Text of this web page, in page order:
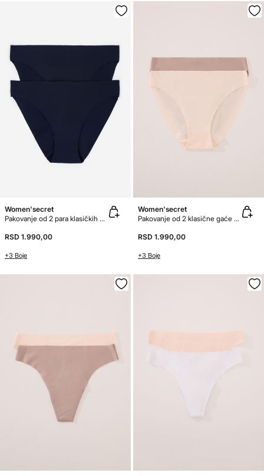
Women'secret
Pakovanje od 2 para klasičkih gaćica od mikrovlakna
RSD 1.990,00
+3 Boje
Women'secret
Pakovanje od 2 klasične gaće od mikrofiber
RSD 1.990,00
+3 Boje